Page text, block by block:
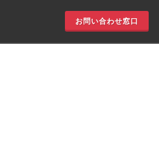
お問い合わせ窓口